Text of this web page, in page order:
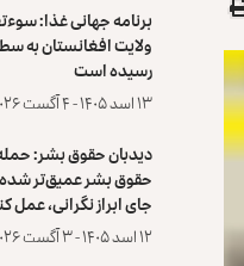
ولایت افغانستان به
رسیده است
۱۳ اسد ۱۴۰۵ - ۴ آگست ۲۰۲۶
دیدبان حقوق بشر:
حقوق بشر عمیق‌تر
جای ابراز نگرانی، عمل
۱۲ اسد ۱۴۰۵ - ۳ آگست ۲۰۲۶